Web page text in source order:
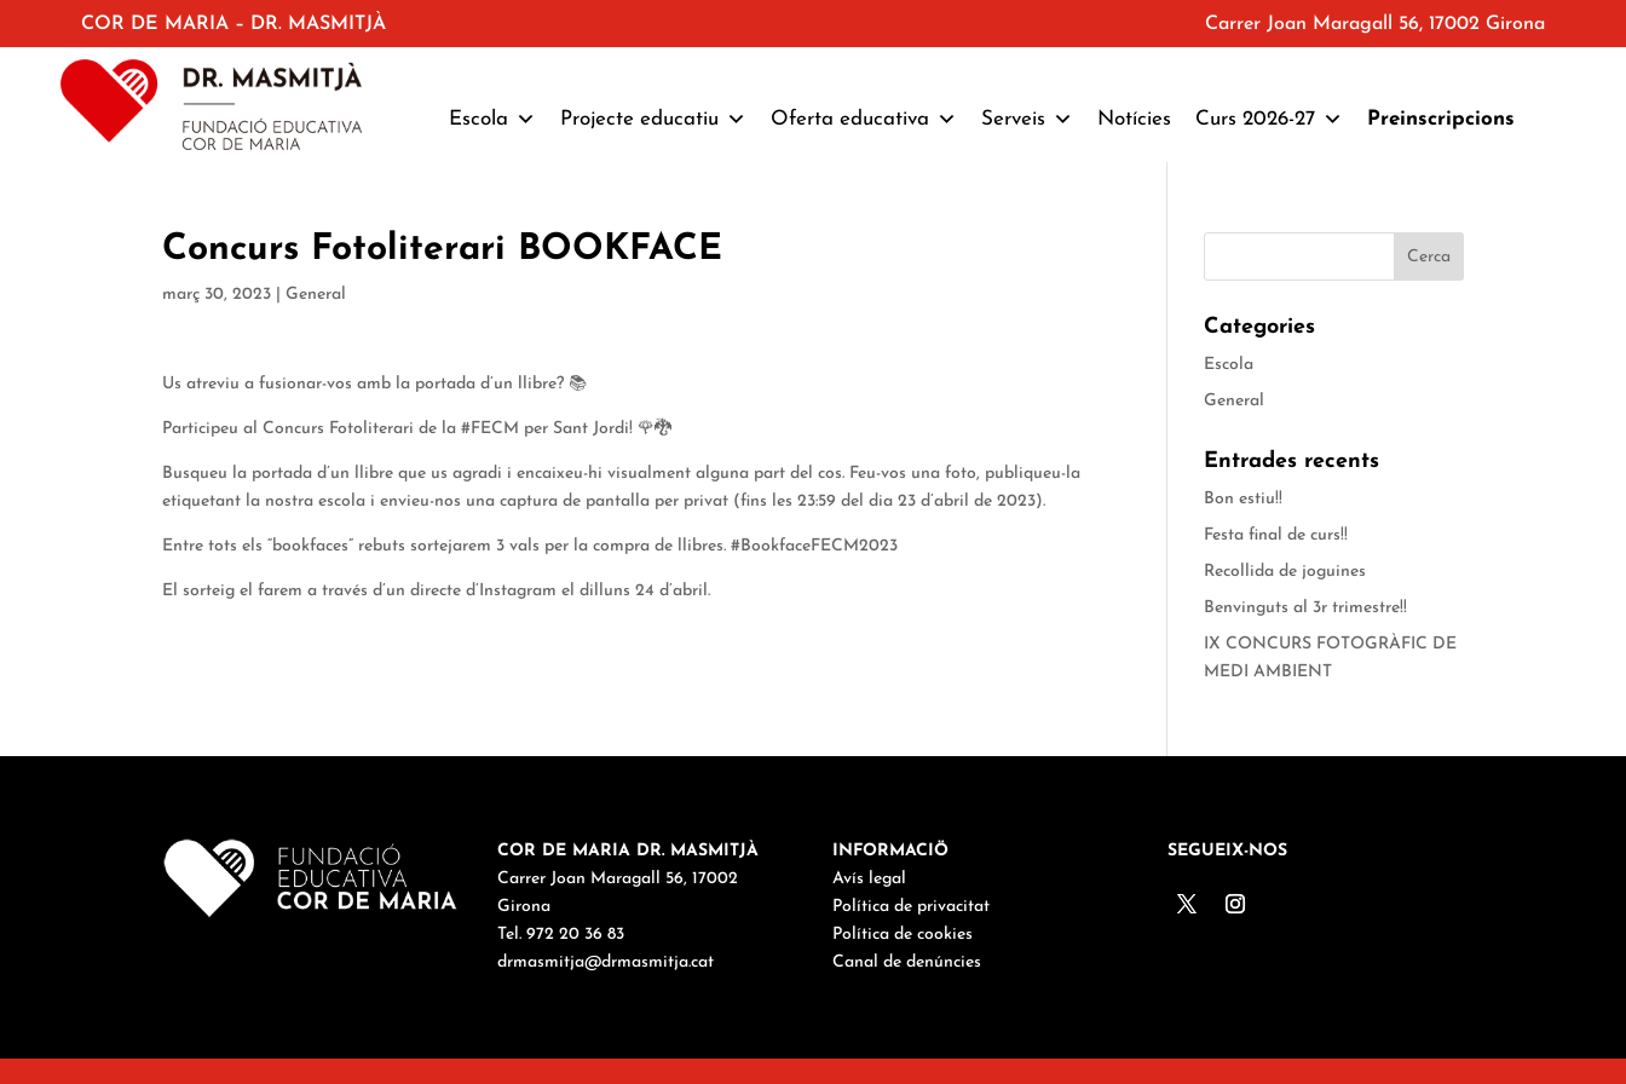
COR DE MARIA – DR. MASMITJÀ Carrer Joan Maragall 56, 17002 Girona
Escola Projecte educatiu Oferta educativa Serveis Notícies Curs 2026-27 Preinscripcions
Concurs Fotoliterari BOOKFACE
març 30, 2023 |General
Us atreviu a fusionar-vos amb la portada d’un llibre? 📚
Participeu al Concurs Fotoliterari de la #FECM per Sant Jordi! 🌹🐉
Busqueu la portada d’un llibre que us agradi i encaixeu-hi visualment alguna part del cos. Feu-vos una foto, publiqueu-la
etiquetant la nostra escola i envieu-nos una captura de pantalla per privat (fins les 23:59 del dia 23 d’abril de 2023).
Entre tots els “bookfaces” rebuts sortejarem 3 vals per la compra de llibres. #BookfaceFECM2023
El sorteig el farem a través d’un directe d’Instagram el dilluns 24 d’abril.
Categories
Escola
General
Entrades recents
Bon estiu!!
Festa final de curs!!
Recollida de joguines
Benvinguts al 3r trimestre!!
IX CONCURS FOTOGRÀFIC DE
MEDI AMBIENT
COR DE MARIA DR. MASMITJÀ
Carrer Joan Maragall 56, 17002
Girona
Tel. 972 20 36 83
drmasmitja@drmasmitja.cat
INFORMACIÖ
Avís legal
Política de privacitat
Política de cookies
Canal de denúncies
SEGUEIX-NOS